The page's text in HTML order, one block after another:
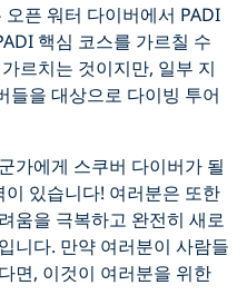
오픈 워터 다이버에서 PADI
핵심 코스를 가르칠 수
르치는 것이지만, 일부 지
들을 대상으로 다이빙 투어
가에게 스쿠버 다이버가 될
있습니다! 여러분은 또한
움을 극복하고 완전히 새로
니다. 만약 여러분이 사람들
면, 이것이 여러분을 위한